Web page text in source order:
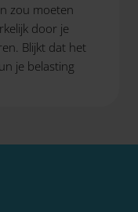
zou moeten
door je
Blijkt dat het
je belasting